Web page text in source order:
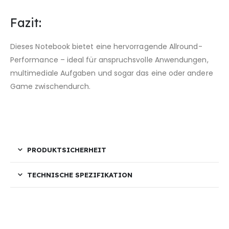
Fazit:
Dieses Notebook bietet eine hervorragende Allround-
Performance – ideal für anspruchsvolle Anwendungen,
multimediale Aufgaben und sogar das eine oder andere
Game zwischendurch.
PRODUKTSICHERHEIT
TECHNISCHE SPEZIFIKATION